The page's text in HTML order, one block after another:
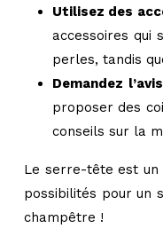
Utilisez des
accessoires qui
perles, tandis
Demandez
proposer des
conseils sur la
Le serre-tête est un
possibilités pour un
champêtre !